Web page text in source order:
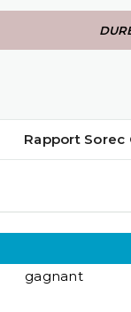
Rapport Sorec
gagnant